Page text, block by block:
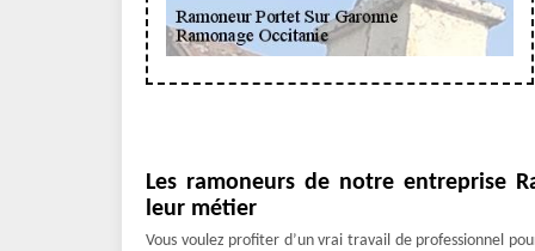
Les ramoneurs de notre entreprise
leur métier
Vous voulez profiter d’un vrai travail de professionnel